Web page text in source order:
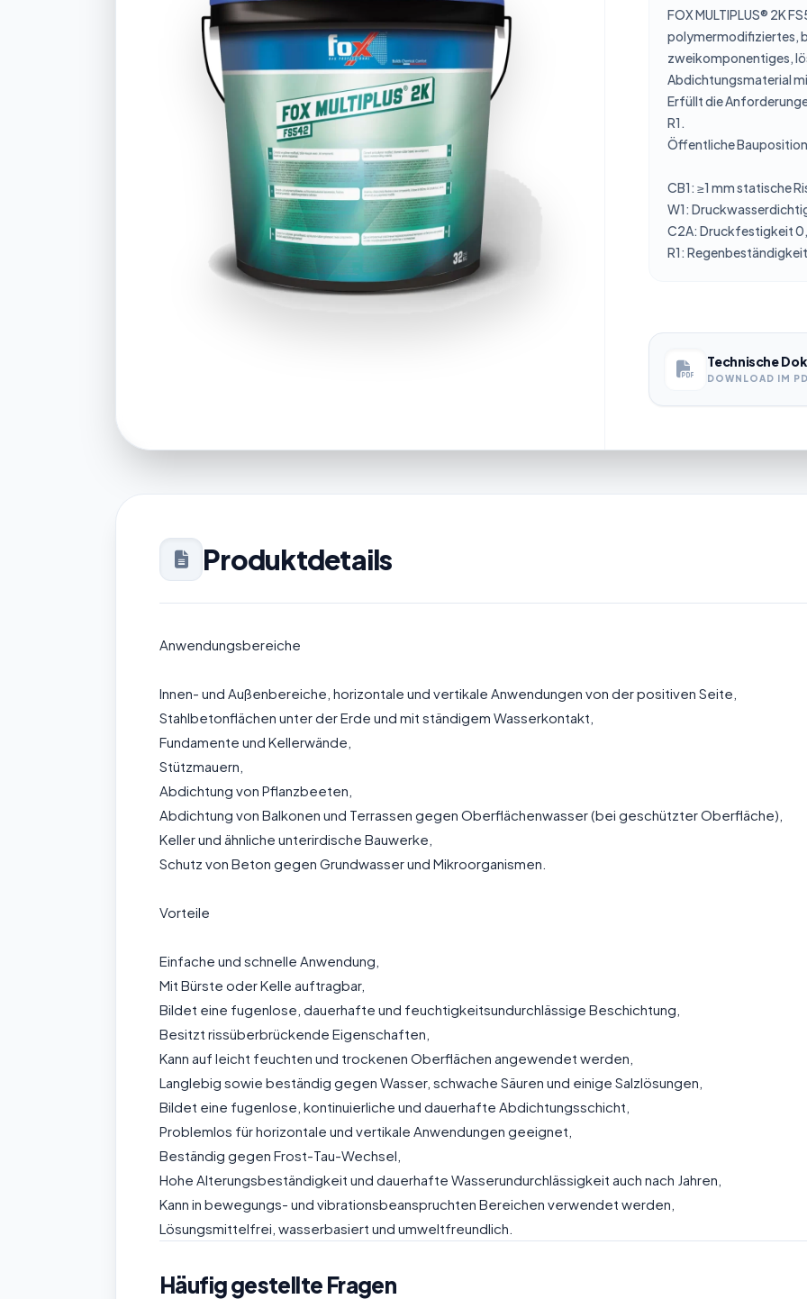
FOX MULTIPLUS® 2K
polymermodifiziertes,
zweikomponentiges,
Abdichtungsmaterial
Erfüllt die
R1.
Öffentliche
CB1: ≥1 mm statische
W1:
C2A: Druckfestigkeit
R1:
Technische
DOWNLOAD IM
Produktdetails
Anwendungsbereiche
Innen- und Außenbereiche, horizontale und vertikale Anwendungen von der positiven Seite,
Stahlbetonflächen unter der Erde und mit ständigem Wasserkontakt,
Fundamente und Kellerwände,
Stützmauern,
Abdichtung von Pflanzbeeten,
Abdichtung von Balkonen und Terrassen gegen Oberflächenwasser (bei geschützter Oberfläche),
Keller und ähnliche unterirdische Bauwerke,
Schutz von Beton gegen Grundwasser und Mikroorganismen.
Vorteile
Einfache und schnelle Anwendung,
Mit Bürste oder Kelle auftragbar,
Bildet eine fugenlose, dauerhafte und feuchtigkeitsundurchlässige Beschichtung,
Besitzt rissüberbrückende Eigenschaften,
Kann auf leicht feuchten und trockenen Oberflächen angewendet werden,
Langlebig sowie beständig gegen Wasser, schwache Säuren und einige Salzlösungen,
Bildet eine fugenlose, kontinuierliche und dauerhafte Abdichtungsschicht,
Problemlos für horizontale und vertikale Anwendungen geeignet,
Beständig gegen Frost-Tau-Wechsel,
Hohe Alterungsbeständigkeit und dauerhafte Wasserundurchlässigkeit auch nach Jahren,
Kann in bewegungs- und vibrationsbeanspruchten Bereichen verwendet werden,
Lösungsmittelfrei, wasserbasiert und umweltfreundlich.
Häufig gestellte Fragen